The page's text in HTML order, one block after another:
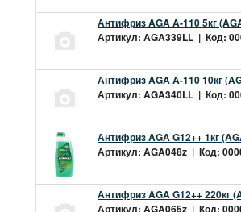
Антифриз AGA A-110 5кг
Артикул: AGA339LL | Код:
Антифриз AGA A-110 10кг
Артикул: AGA340LL | Код:
Антифриз AGA G12++ 1кг
Артикул: AGA048z | Код:
Антифриз AGA G12++ 220кг
Артикул: AGA065z | Код: